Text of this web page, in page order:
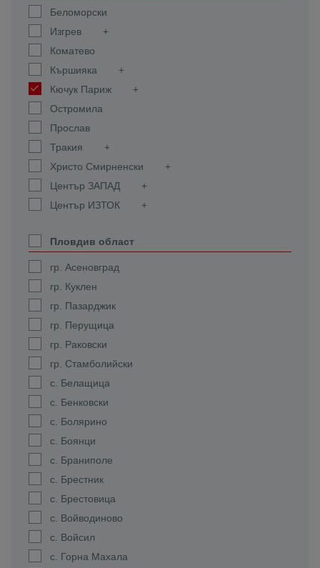
Беломорски
Изгрев
Коматево
Кършияка
Кючук Париж
Остромила
Прослав
Тракия
Христо Смирненски
Център ЗАПАД
Център ИЗТОК
Пловдив област
гр. Асеновград
гр. Куклен
гр. Пазарджик
гр. Перущица
гр. Раковски
гр. Стамболийски
с. Белащица
с. Бенковски
с. Болярино
с. Боянци
с. Браниполе
с. Брестник
с. Брестовица
с. Войводиново
с. Войсил
с. Горна Махала